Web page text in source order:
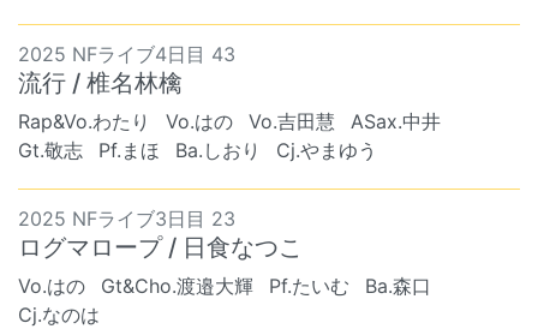
2025 NFライブ4日目 43
流行 / 椎名林檎
Rap&Vo.わたり Vo.はの Vo.吉田慧
ASax.中井
Gt.敬志
Pf.まほ Ba.しおり Cj.やまゆう
2025 NFライブ3日目 23
ログマロープ / 日食なつこ
Vo.はの Gt&Cho.渡邉大輝 Pf.たいむ
Ba.森口
Cj.なのは